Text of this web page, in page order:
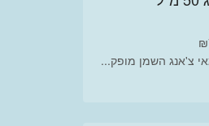
צ'אנג השמן מופק...